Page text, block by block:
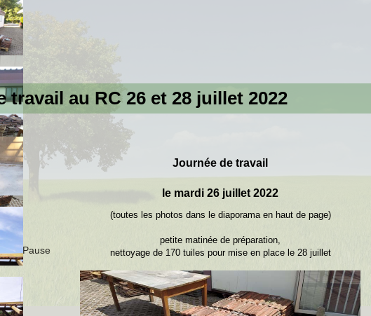
travail au RC 26 et 28 juillet 2022
Journée de travail
le mardi 26 juillet 2022
(toutes les photos dans le diaporama en haut de page)
petite matinée de préparation,
nettoyage de 170 tuiles pour mise en place le 28 juillet